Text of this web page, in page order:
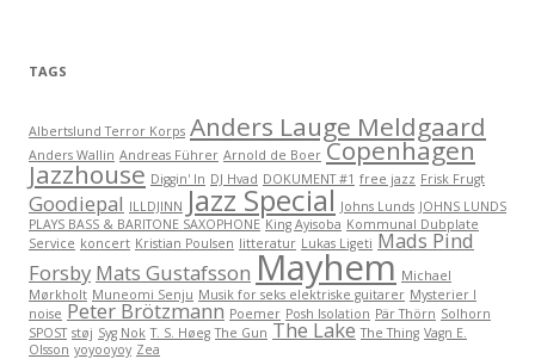
TAGS
Albertslund Terror Korps Anders Lauge Meldgaard
Anders Wallin Andreas Führer Arnold de Boer Copenhagen
Jazzhouse Diggin' In DJ Hvad DOKUMENT #1 free jazz Frisk Frugt
Goodiepal ILLDJINN Jazz Special Johns Lunds JOHNS LUNDS
PLAYS BASS & BARITONE SAXOPHONE King Ayisoba Kommunal Dubplate
Service koncert Kristian Poulsen litteratur Lukas Ligeti Mads Pind
Forsby Mats Gustafsson Mayhem Michael
Mørkholt Muneomi Senju Musik for seks elektriske guitarer Mysterier I
noise Peter Brötzmann Poemer Posh Isolation Pär Thörn Solhorn
SPOST støj Syg Nok T. S. Høeg The Gun The Lake The Thing Vagn E.
Olsson yoyooyoy Zea